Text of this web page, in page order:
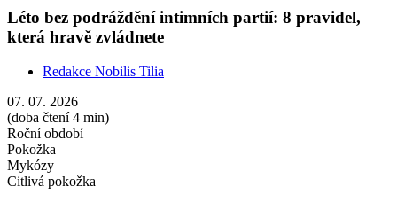
Léto bez podráždění intimních partií: 8 pravidel,
která hravě zvládnete
Redakce Nobilis Tilia
07. 07. 2026
(doba čtení 4 min)
Roční období
Pokožka
Mykózy
Citlivá pokožka